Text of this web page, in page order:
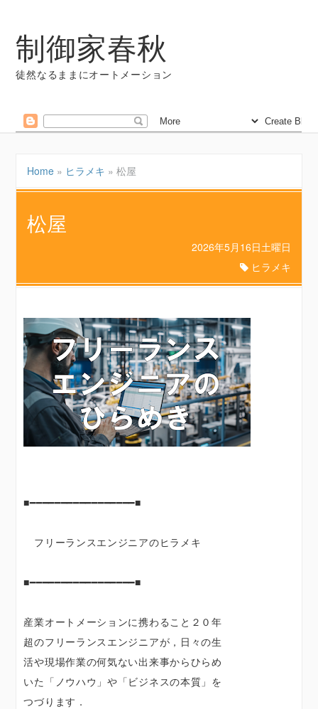
制御家春秋
徒然なるままにオートメーション
Home » ヒラメキ »松屋
松屋
2026年5月16日土曜日
ヒラメキ
■━━━━━━━━━━━━━━━━━■
フリーランスエンジニアのヒラメキ
■━━━━━━━━━━━━━━━━━■
産業オートメーションに携わること２０年
超のフリーランスエンジニアが，日々の生
活や現場作業の何気ない出来事からひらめ
いた「ノウハウ」や「ビジネスの本質」を
つづります．